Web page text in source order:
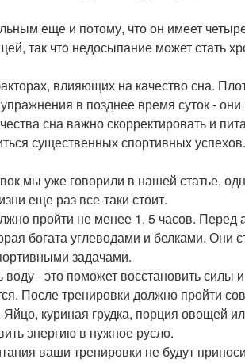
еще и потому, что он имеет
так чтo недосыпание может стать
влияющих на качество сна.
в позднее время суток - они
сна важно скорректировать и
существенных спортивных успехов.
мы уже говорили в нашей статье,
еще раз все-таки стоит.
пройти не менее 1, 5 часов. Перед
богата углеводами и белками. Они
задачами.
- это поможет восстановить силы
После тренировки должно пройти
куриная грудка, порция овощей
энергию в нужное русло.
ваши тренировки не будут